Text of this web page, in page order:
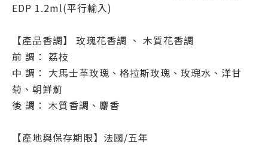
EDP 1.2ml(平行輸入)
【產品香調】 玫瑰花香調 、 木質花香調
前 調： 荔枝
中 調： 大馬士革玫瑰、格拉斯玫瑰、玫瑰水、洋甘
菊、朝鮮薊
後 調： 木質香調、麝香
【產地與保存期限】法國/五年